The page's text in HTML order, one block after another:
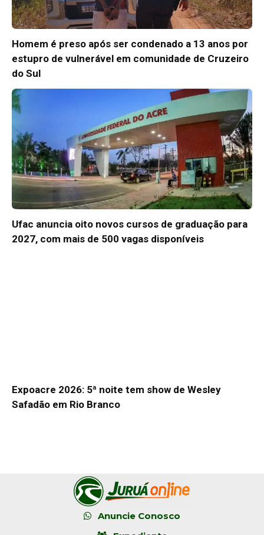
Homem é preso após ser condenado a 13 anos por
estupro de vulnerável em comunidade de Cruzeiro
do Sul
Ufac anuncia oito novos cursos de graduação para
2027, com mais de 500 vagas disponíveis
Expoacre 2026: 5ª noite tem show de Wesley
Safadão em Rio Branco
Anuncie Conosco